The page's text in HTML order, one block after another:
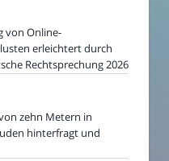
von Online-
erleichtert durch
Rechtsprechung 2026
zehn Metern in
hinterfragt und